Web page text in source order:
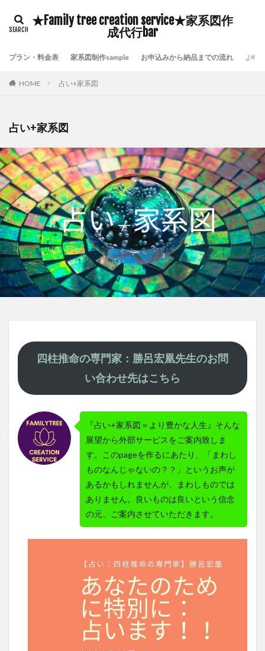
★Family tree creation service★家系図作
成代行bar
プラン・料金表 家系図制作sample お申込みから納品までの流れ よく
HOME 占い+家系図
占い+家系図
四柱推命の専門家：勝呂宏凰先生のお問
い合わせ先はこちら
『占い+家系図＝より豊かな人生』そんな
展望から外部サービスをご案内致しま
す。このpageを作るにあたり、「まわし
ものなんじゃないの？？」というお声が
あるかもしれませんが、まわしものでは
ありません。良いものは良いという信念
の元、ご案内させていただきます。